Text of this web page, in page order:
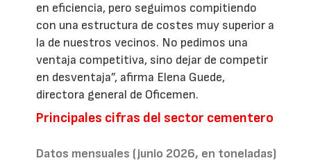
en eficiencia, pero seguimos compitiendo
con una estructura de costes muy superior a
la de nuestros vecinos. No pedimos una
ventaja competitiva, sino dejar de competir
en desventaja”, afirma Elena Guede,
directora general de Oficemen.
Principales cifras del sector cementero
Datos mensuales (junio 2026, en toneladas)